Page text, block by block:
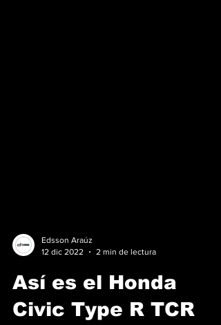
12 dic 2022
2 min de lectura
Así es el Honda